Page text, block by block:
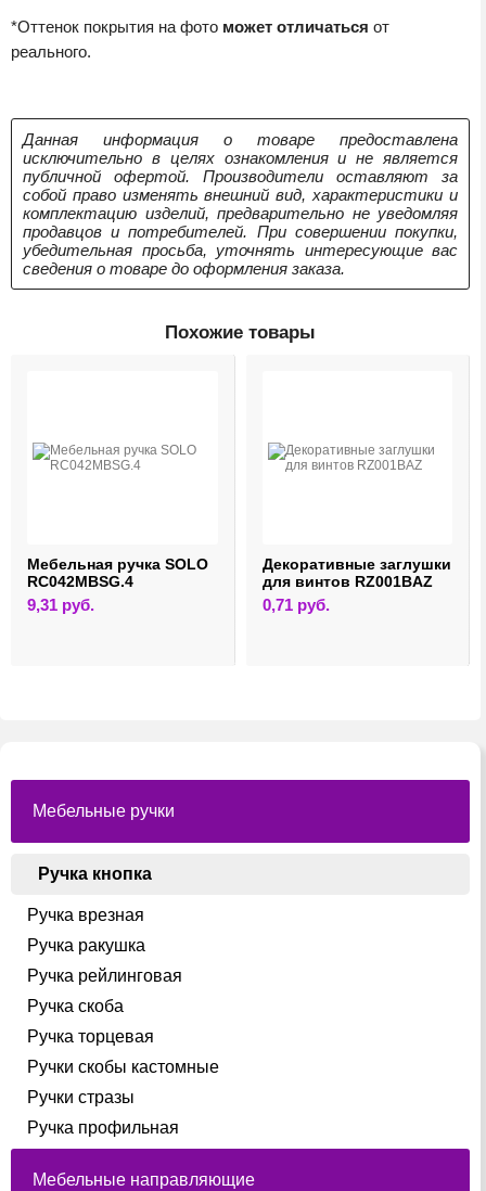
*Оттенок покрытия на фото может отличаться от
реального.
Данная информация о товаре предоставлена
исключительно в целях ознакомления и не является
публичной офертой. Производители оставляют за
собой право изменять внешний вид, характеристики и
комплектацию изделий, предварительно не уведомляя
продавцов и потребителей. При совершении покупки,
убедительная просьба, уточнять интересующие вас
сведения о товаре до оформления заказа.
Похожие товары
Мебельная ручка SOLO
RC042MBSG.4
9,31 руб.
Декоративные заглушки
для винтов RZ001BAZ
0,71 руб.
Мебельные ручки
Ручка кнопка
Ручка врезная
Ручка ракушка
Ручка рейлинговая
Ручка скоба
Ручка торцевая
Ручки скобы кастомные
Ручки стразы
Ручка профильная
Мебельные направляющие